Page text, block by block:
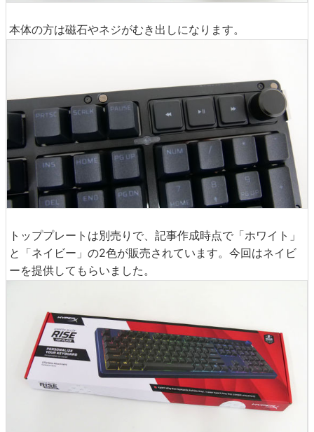
本体の方は磁石やネジがむき出しになります。
トッププレートは別売りで、記事作成時点で「ホワイト」
と「ネイビー」の2色が販売されています。今回はネイビ
ーを提供してもらいました。